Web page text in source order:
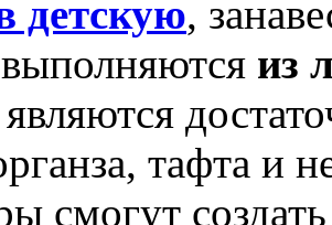
детскую,
из
тафта и
смогут